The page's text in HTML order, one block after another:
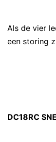
Als de vier
een storing
DC18RC